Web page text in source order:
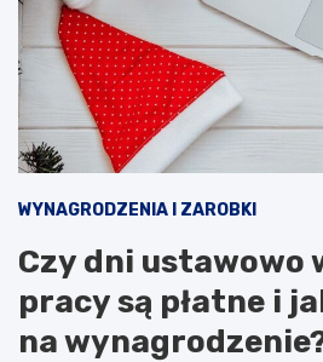
WYNAGRODZENIA I ZAROBKI
Czy dni ustawowo
pracy są płatne i
na